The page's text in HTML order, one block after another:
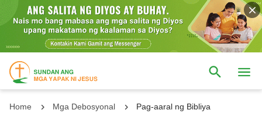
Home Mga Debosyonal Pag-aaral ng Bibliya